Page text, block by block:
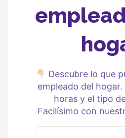
Descubre lo que
empleado del
horas y el tipo
Facilísimo con